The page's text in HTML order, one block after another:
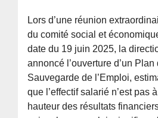
Lors d’une réunion
du comité social et
date du 19 juin 2025, la
annoncé l’ouverture d’un Plan
Sauvegarde de l’Emploi,
que l’effectif salarié n’est pas
hauteur des résultats